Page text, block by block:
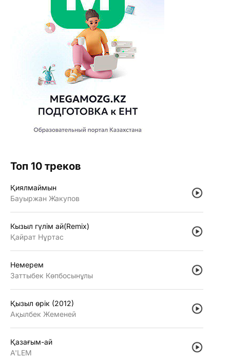
Топ 10 треков
Қиялмаймын
Бауыржан Жакупов
Кызыл гүлiм ай(Remix)
Қайрат Нұртас
Немерем
Заттыбек Көпбосынұлы
Қызыл өрiк (2012)
Ақылбек Жеменей
Қазағым-ай
A'LEM